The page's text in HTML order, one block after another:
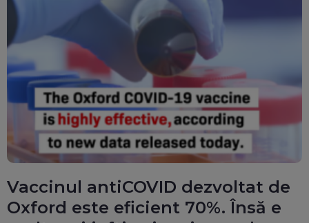
Vaccinul antiCOVID dezvoltat de
Oxford este eficient 70%. Însă e